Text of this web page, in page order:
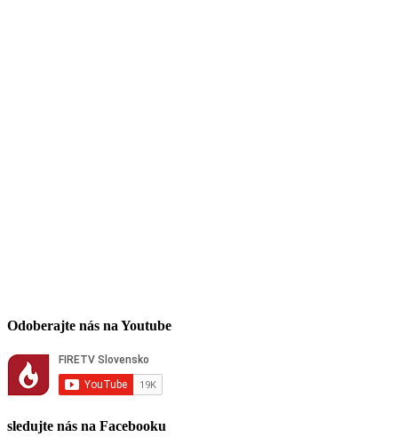
Odoberajte nás na Youtube
sledujte nás na Facebooku